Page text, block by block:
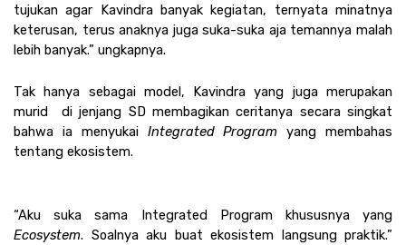
tujukan agar Kavindra banyak kegiatan, ternyata minatnya
keterusan, terus anaknya juga suka-suka aja temannya malah
lebih banyak.” ungkapnya.
Tak hanya sebagai model, Kavindra yang juga merupakan
murid  di jenjang SD membagikan ceritanya secara singkat
bahwa ia menyukai Integrated Program yang membahas
tentang ekosistem.
Ecosystem. Soalnya aku buat ekosistem langsung praktik.”